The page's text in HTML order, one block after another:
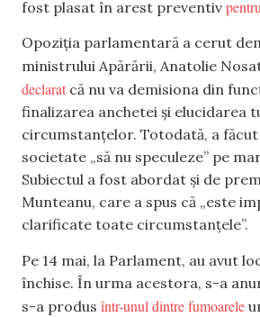
fost plasat în arest preventiv
Opoziția parlamentară a cerut
ministrului Apărării, Anatolie
declarat că nu va demisiona din
finalizarea anchetei și elucidarea
circumstanțelor. Totodată, a
societate „să nu speculeze” pe
Subiectul a fost abordat și de
Munteanu, care a spus că „este
clarificate toate circumstanțele”.
Pe 14 mai, la Parlament, au avut
închise. În urma acestora, s-a
s-a produs într-unul dintre fumoarele